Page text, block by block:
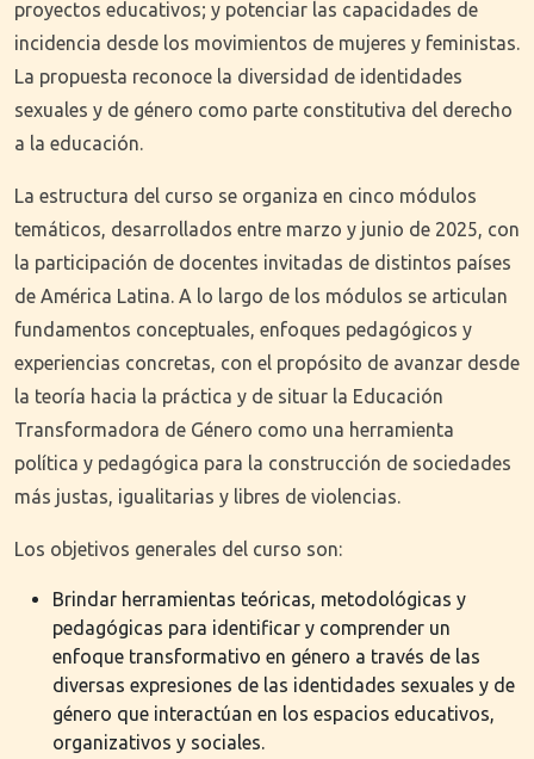
proyectos educativos; y potenciar las capacidades de
incidencia desde los movimientos de mujeres y feministas.
La propuesta reconoce la diversidad de identidades
sexuales y de género como parte constitutiva del derecho
a la educación.
La estructura del curso se organiza en cinco módulos
temáticos, desarrollados entre marzo y junio de 2025, con
la participación de docentes invitadas de distintos países
de América Latina. A lo largo de los módulos se articulan
fundamentos conceptuales, enfoques pedagógicos y
experiencias concretas, con el propósito de avanzar desde
la teoría hacia la práctica y de situar la Educación
Transformadora de Género como una herramienta
política y pedagógica para la construcción de sociedades
más justas, igualitarias y libres de violencias.
Los objetivos generales del curso son:
Brindar herramientas teóricas, metodológicas y
pedagógicas para identificar y comprender un
enfoque transformativo en género a través de las
diversas expresiones de las identidades sexuales y de
género que interactúan en los espacios educativos,
organizativos y sociales.